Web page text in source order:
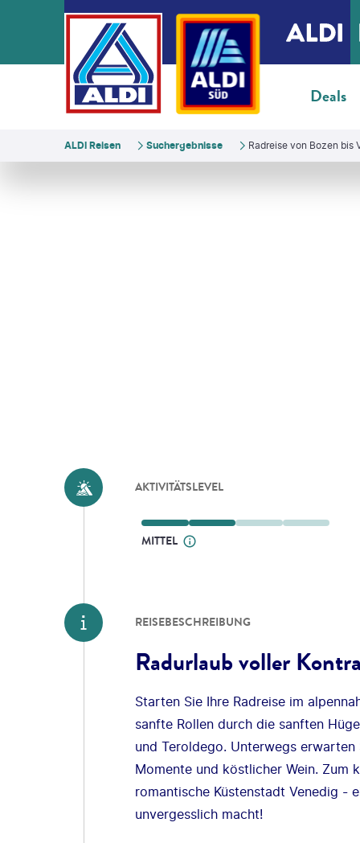
Deals
ALDI Reisen Suchergebnisse Radreise von Bozen bis
AKTIVITÄTSLEVEL
MITTEL
REISEBESCHREIBUNG
Radurlaub voller
Starten Sie Ihre Radreise im
sanfte Rollen durch die sanften
und Teroldego. Unterwegs
Momente und köstlicher Wein. Zum
romantische Küstenstadt Venedig -
unvergesslich macht!